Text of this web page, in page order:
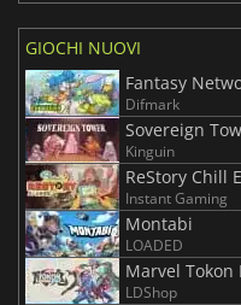
GIOCHI NUOVI
Fantasy
Difmark
Sovereign
Kinguin
ReStory Chill
Instant Gaming
Montabi
LOADED
Marvel Tokon
LDShop